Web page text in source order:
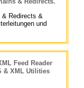
Redirects &
und
& XML Utilities